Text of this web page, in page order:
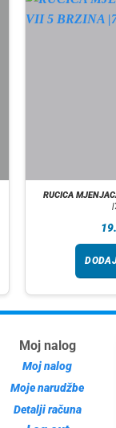
RUCICA
Moj nalog
Moj nalog
Moje narudžbe
Detalji računa